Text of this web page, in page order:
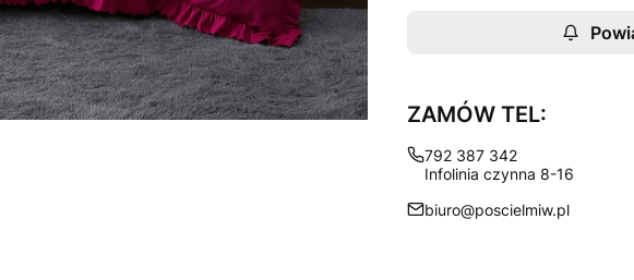
ZAMÓW TEL:
792 387 342
Infolinia czynna 8-16
biuro@poscielmiw.pl